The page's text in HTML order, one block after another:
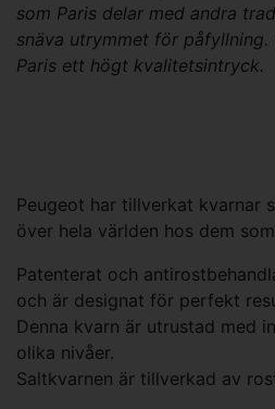
som Paris delar med andra
snäva utrymmet för
Paris ett högt kvalitetsintryck.
Peugeot har tillverkat kvarnar
över hela världen hos dem
Patenterat och
och är designat för perfekt
Denna kvarn är utrustad med
olika nivåer.
Saltkvarnen är tillverkad av